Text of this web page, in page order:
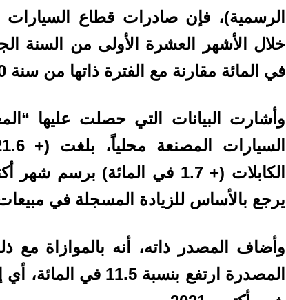
الرسمية)، فإن صادرات قطاع
في المائة مقارنة مع الفترة ذاتها من سنة 2020 .
وأشارت البيانات التي حصلت عليها
السيارات المصنعة محلياً، بلغت
الكابلات (+ 1.7 في المائة)
برسم شهر
يرجع بالأساس للزيادة المسجلة في
وأضاف المصدر ذاته، أنه بالموازاة مع